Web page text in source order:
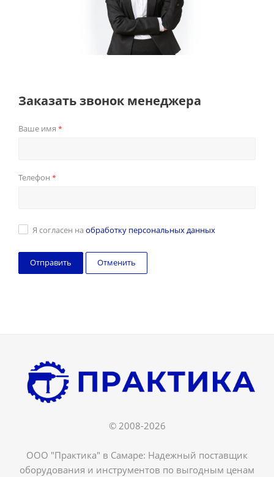
Заказать звонок менеджера
Ваше имя *
Телефон *
Я согласен на обработку персональных данных
Отменить
© 2008-2026
ООО "Практика" в Самаре: Надежный поставщик
оборудования и инструментов по выгодным ценам